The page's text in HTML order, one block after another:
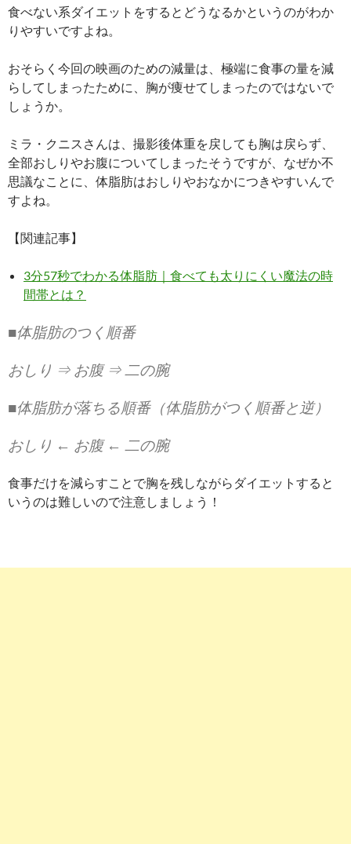
食べない系ダイエットをするとどうなるかというのがわか
りやすいですよね。
おそらく今回の映画のための減量は、極端に食事の量を減
らしてしまったために、胸が痩せてしまったのではないで
しょうか。
ミラ・クニスさんは、撮影後体重を戻しても胸は戻らず、
全部おしりやお腹についてしまったそうですが、なぜか不
思議なことに、体脂肪はおしりやおなかにつきやすいんで
すよね。
【関連記事】
3分57秒でわかる体脂肪｜食べても太りにくい魔法の時
間帯とは？
■体脂肪のつく順番
おしり ⇒ お腹 ⇒ 二の腕
■体脂肪が落ちる順番（体脂肪がつく順番と逆）
おしり ← お腹 ← 二の腕
食事だけを減らすことで胸を残しながらダイエットすると
いうのは難しいので注意しましょう！